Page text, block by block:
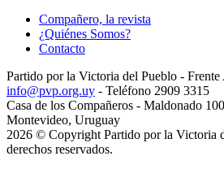
Compañero, la revista
¿Quiénes Somos?
Contacto
Partido por la Victoria del Pueblo -
info@pvp.org.uy - Teléfono 2909 3315
Casa de los Compañeros - Maldonado
Montevideo, Uruguay
2026 © Copyright Partido por la Victoria
derechos reservados.